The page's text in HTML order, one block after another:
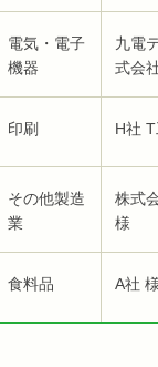
電気・電子
機器
九電
式会
印刷 H社
その他製造
業
株式
様
食料品 A社